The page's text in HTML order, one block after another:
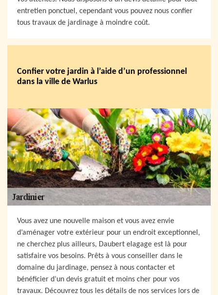
entretien ponctuel, cependant vous pouvez nous confier
tous travaux de jardinage à moindre coût.
Confier votre jardin à l’aide d’un professionnel
dans la ville de Warlus
Vous avez une nouvelle maison et vous avez envie
d’aménager votre extérieur pour un endroit exceptionnel,
ne cherchez plus ailleurs, Daubert elagage est là pour
satisfaire vos besoins. Prêts à vous conseiller dans le
domaine du jardinage, pensez à nous contacter et
bénéficier d’un devis gratuit et moins cher pour vos
travaux. Découvrez tous les détails de nos services lors de